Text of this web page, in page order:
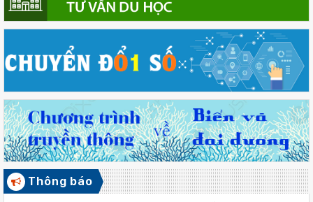
Thông báo